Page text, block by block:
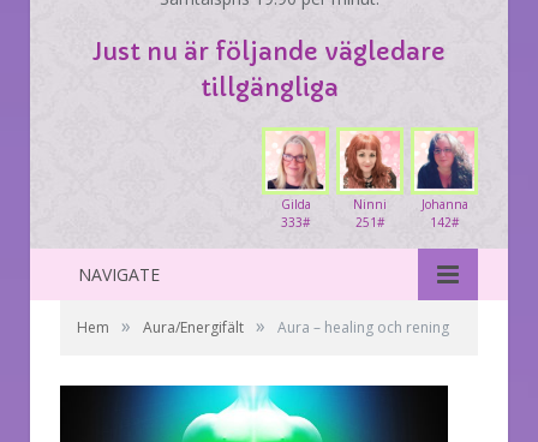
Just nu är följande vägledare
tillgängliga
Johanna
142#
Ninni
251#
Gilda
333#
NAVIGATE
Hem » Aura/Energifält » Aura – healing och rening